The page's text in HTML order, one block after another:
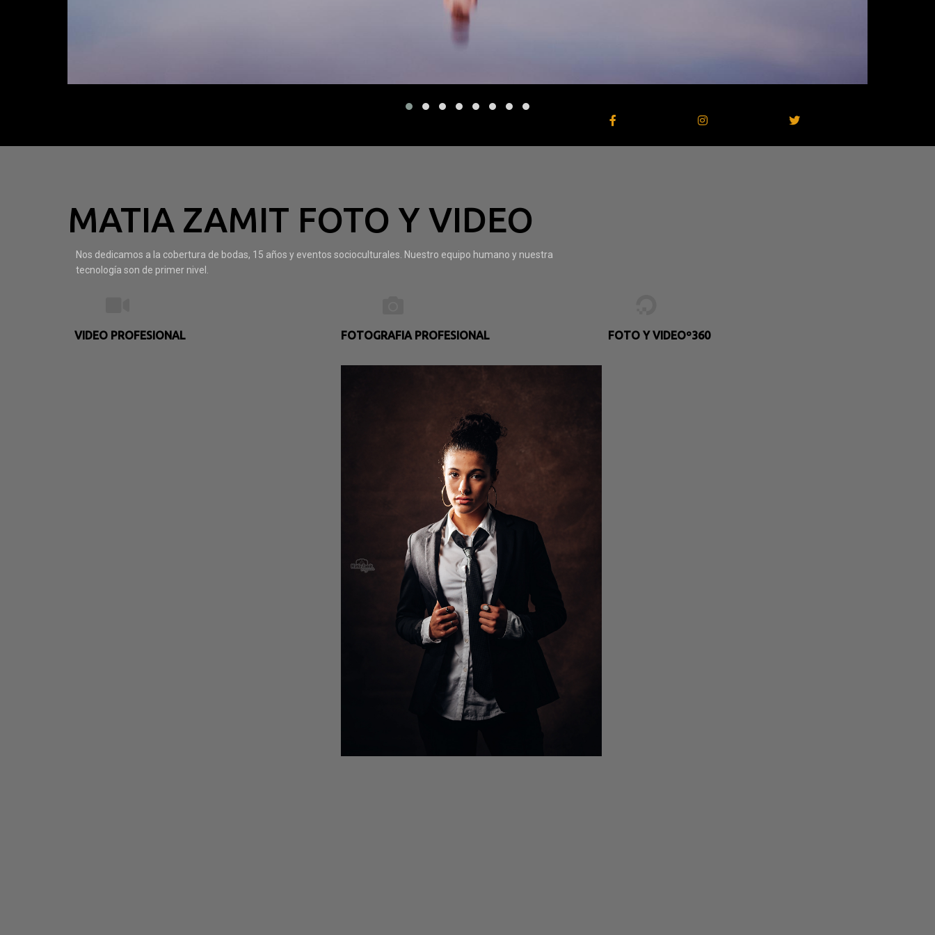
MATIA ZAMIT FOTO Y VIDEO
Nos dedicamos a la cobertura de bodas, 15 años y eventos socioculturales. Nuestro equipo humano y nuestra
tecnología son de primer nivel.
VIDEO PROFESIONAL FOTOGRAFIA PROFESIONAL FOTO Y VIDEOº360